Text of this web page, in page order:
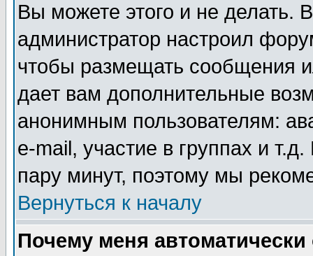
Вы можете этого и не делать.
администратор настроил
чтобы размещать сообщения
дает вам дополнительные
анонимным пользователям:
e-mail, участие в группах и
пару минут, поэтому мы
Вернуться к началу
Почему меня автоматически